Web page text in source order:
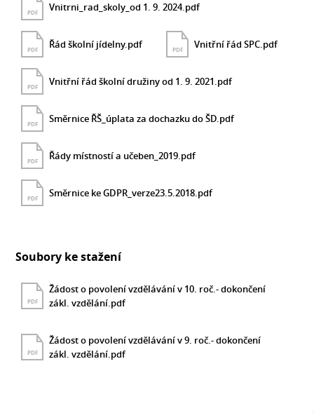
PDF Vnitrni_rad_skoly_od 1. 9. 2024.pdf
PDF Řád školní jídelny.pdf PDF Vnitřní řád SPC.pdf
PDF Vnitřní řád školní družiny od 1. 9. 2021.pdf
PDF Směrnice ŘŠ_úplata za dochazku do ŠD.pdf
PDF Řády místností a učeben_2019.pdf
PDF Směrnice ke GDPR_verze23.5.2018.pdf
Soubory ke stažení
PDF
Žádost o povolení vzdělávání v 10. roč.- dokončení
zákl. vzdělání.pdf
PDF
Žádost o povolení vzdělávání v 9. roč.- dokončení
zákl. vzdělání.pdf